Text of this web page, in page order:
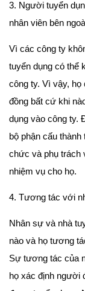
3. Người tuyển
nhân viên bên
Vì các công ty
tuyển dụng có thể
công ty. Vì vậy,
đồng bất cứ khi
dụng vào công ty.
bộ phận cấu
chức và phụ trách
nhiệm vụ cho họ.
4. Tương tác với
Nhân sự và nhà
nào và họ tương
Sự tương tác của
họ xác định người